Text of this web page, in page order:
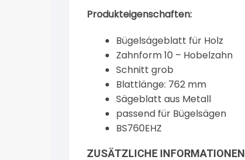
Produkteigenschaften:
Bügelsägeblatt für Holz
Zahnform 10 – Hobelzahn
Schnitt grob
Blattlänge: 762 mm
Sägeblatt aus Metall
passend für Bügelsägen
BS760EHZ
ZUSÄTZLICHE INFORMATIONEN